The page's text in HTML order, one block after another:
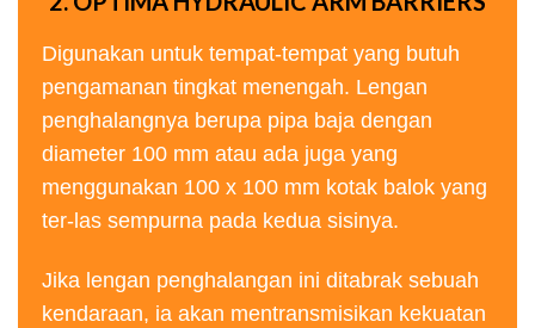
Digunakan untuk tempat-tempat yang butuh
pengamanan tingkat menengah. Lengan
penghalangnya berupa pipa baja dengan
diameter 100 mm atau ada juga yang
menggunakan 100 x 100 mm kotak balok yang
ter-las sempurna pada kedua sisinya.
Jika lengan penghalangan ini ditabrak sebuah
kendaraan, ia akan mentransmisikan kekuatan